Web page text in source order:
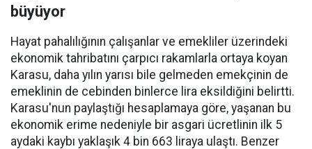
büyüyor
Hayat pahalılığının çalışanlar ve emekliler üzerindeki
ekonomik tahribatını çarpıcı rakamlarla ortaya koyan
Karasu, daha yılın yarısı bile gelmeden emekçinin de
emeklinin de cebinden binlerce lira eksildiğini belirtti.
Karasu'nun paylaştığı hesaplamaya göre, yaşanan bu
ekonomik erime nedeniyle bir asgari ücretlinin ilk 5
aydaki kaybı yaklaşık 4 bin 663 liraya ulaştı. Benzer